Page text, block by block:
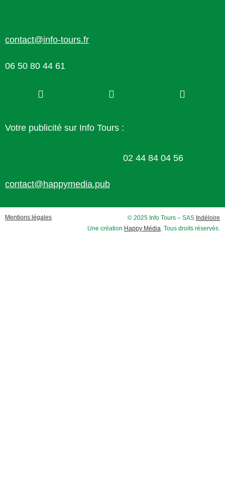
contact@info-tours.fr
06 50 80 44 61
Votre publicité sur Info Tours :
02 44 84 04 56
contact@happymedia.pub
Mentions légales © 2025 Info Tours – SAS Indéloire
Une création Happy Média . Tous droits réservés.